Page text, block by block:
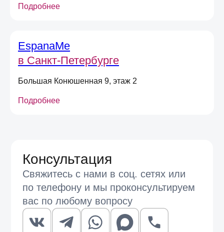
Подробнее
EspanaMe
в Санкт-Петербурге
Большая Конюшенная 9, этаж 2
Подробнее
(вы можете в любой момент отписаться
от рассылок)
Я согласен на обработкуперсональных
сУсловиями договора оферты